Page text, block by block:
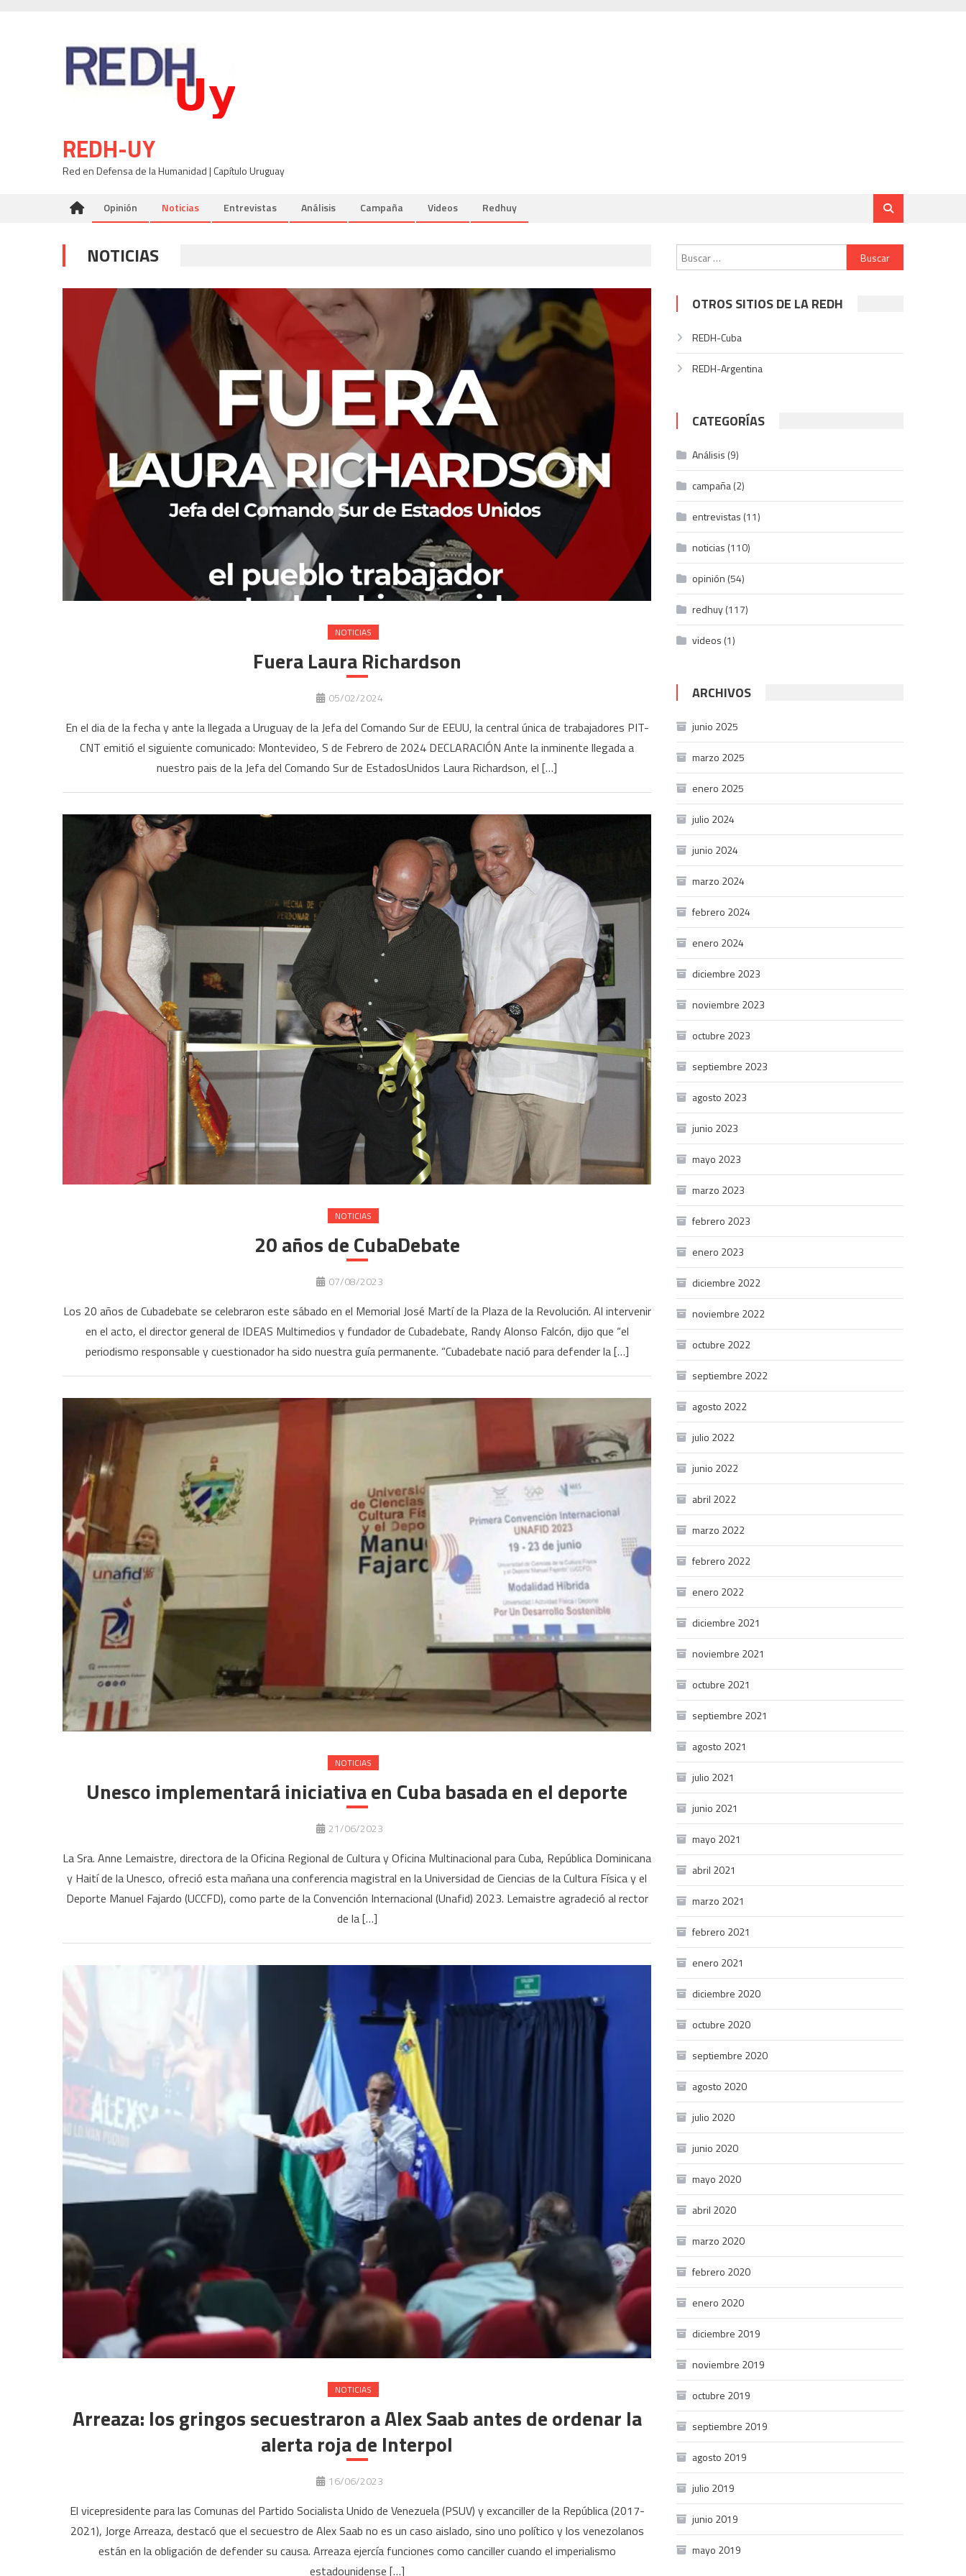
REDH-UY
Red en Defensa de la Humanidad | Capítulo Uruguay
Opinión Noticias Entrevistas Análisis Campaña Videos Redhuy
NOTICIAS
NOTICIAS
Fuera Laura Richardson
05/02/2024
En el dia de la fecha y ante la llegada a Uruguay de la Jefa del Comando Sur de EEUU, la central única de trabajadores PIT-
CNT emitió el siguiente comunicado: Montevideo, S de Febrero de 2024 DECLARACIÓN Ante la inminente llegada a
nuestro pais de la Jefa del Comando Sur de EstadosUnidos Laura Richardson, el […]
NOTICIAS
20 años de CubaDebate
07/08/2023
Los 20 años de Cubadebate se celebraron este sábado en el Memorial José Martí de la Plaza de la Revolución. Al intervenir
en el acto, el director general de IDEAS Multimedios y fundador de Cubadebate, Randy Alonso Falcón, dijo que “el
periodismo responsable y cuestionador ha sido nuestra guía permanente. “Cubadebate nació para defender la […]
NOTICIAS
Unesco implementará iniciativa en Cuba basada en el deporte
21/06/2023
La Sra. Anne Lemaistre, directora de la Oficina Regional de Cultura y Oficina Multinacional para Cuba, República Dominicana
y Haití de la Unesco, ofreció esta mañana una conferencia magistral en la Universidad de Ciencias de la Cultura Física y el
Deporte Manuel Fajardo (UCCFD), como parte de la Convención Internacional (Unafid) 2023. Lemaistre agradeció al rector
de la […]
NOTICIAS
Arreaza: los gringos secuestraron a Alex Saab antes de ordenar la
alerta roja de Interpol
16/06/2023
El vicepresidente para las Comunas del Partido Socialista Unido de Venezuela (PSUV) y excanciller de la República (2017-
2021), Jorge Arreaza, destacó que el secuestro de Alex Saab no es un caso aislado, sino uno político y los venezolanos
están en la obligación de defender su causa. Arreaza ejercía funciones como canciller cuando el imperialismo
estadounidense […]
Buscar:
OTROS SITIOS DE LA REDH
REDH-Cuba
REDH-Argentina
CATEGORÍAS
Análisis (9)
campaña(2)
entrevistas (11)
noticias (110)
opinión (54)
redhuy(117)
videos (1)
ARCHIVOS
junio 2025
marzo 2025
enero 2025
julio 2024
junio 2024
marzo 2024
febrero 2024
enero 2024
diciembre 2023
noviembre 2023
octubre 2023
septiembre 2023
agosto 2023
junio 2023
mayo 2023
marzo 2023
febrero 2023
enero 2023
diciembre 2022
noviembre 2022
octubre 2022
septiembre 2022
agosto 2022
julio 2022
junio 2022
abril 2022
marzo 2022
febrero 2022
enero 2022
diciembre 2021
noviembre 2021
octubre 2021
septiembre 2021
agosto 2021
julio 2021
junio 2021
mayo 2021
abril 2021
marzo 2021
febrero 2021
enero 2021
diciembre 2020
octubre 2020
septiembre 2020
agosto 2020
julio 2020
junio 2020
mayo 2020
abril 2020
marzo 2020
febrero 2020
enero 2020
diciembre 2019
noviembre 2019
octubre 2019
septiembre 2019
agosto 2019
julio 2019
junio 2019
mayo 2019